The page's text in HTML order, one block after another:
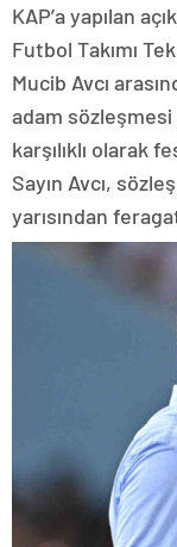
KAP’a yapılan
Futbol Takımı
Mucib Avcı
adam
karşılıklı olarak
Sayın Avcı,
yarısından